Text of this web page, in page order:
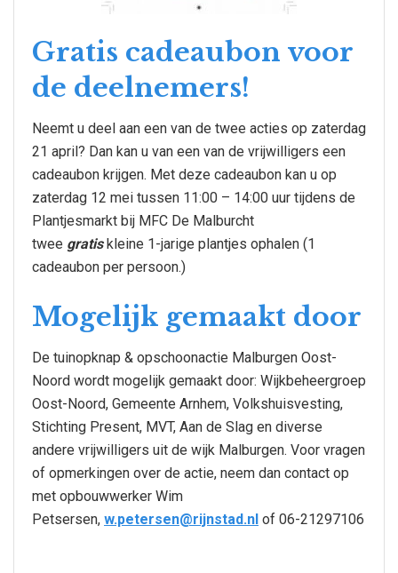
Gratis cadeaubon voor
de deelnemers!
Neemt u deel aan een van de twee acties op zaterdag
21 april? Dan kan u van een van de vrijwilligers een
cadeaubon krijgen. Met deze cadeaubon kan u op
zaterdag 12 mei tussen 11:00 – 14:00 uur tijdens de
Plantjesmarkt bij MFC De Malburcht
twee gratiskleine 1-jarige plantjes ophalen (1
cadeaubon per persoon.)
Mogelijk gemaakt door
De tuinopknap & opschoonactie Malburgen Oost-
Noord wordt mogelijk gemaakt door: Wijkbeheergroep
Oost-Noord, Gemeente Arnhem, Volkshuisvesting,
Stichting Present, MVT, Aan de Slag en diverse
andere vrijwilligers uit de wijk Malburgen. Voor vragen
of opmerkingen over de actie, neem dan contact op
met opbouwwerker Wim
Petsersen, w.petersen@rijnstad.nl of 06-21297106